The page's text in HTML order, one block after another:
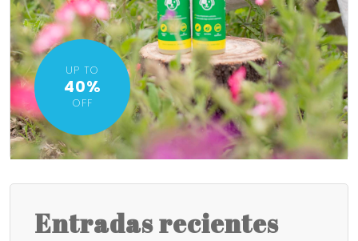
UP TO
40%
OFF
Entradas recientes